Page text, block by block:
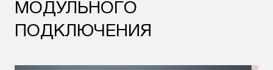
МОДУЛЬНОГО
ПОДКЛЮЧЕНИЯ